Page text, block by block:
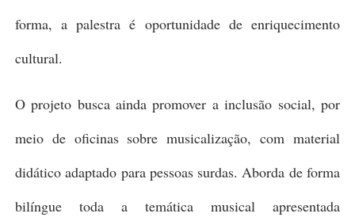
forma, a palestra é oportunidade de enriquecimento
cultural.
O projeto busca ainda promover a inclusão social, por
meio de oficinas sobre musicalização, com material
didático adaptado para pessoas surdas. Aborda de forma
bilíngue toda a temática musical apresentada